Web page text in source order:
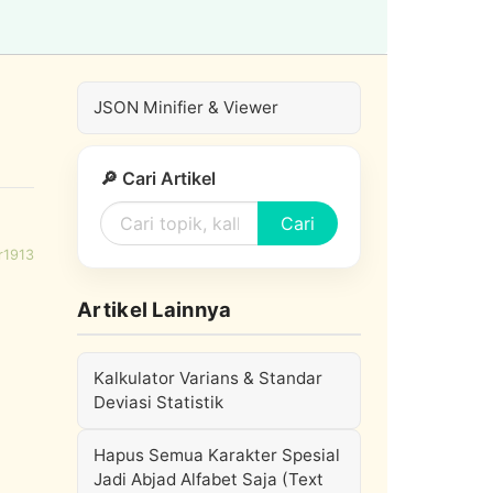
JSON Minifier & Viewer
🔎 Cari Artikel
Cari
Artikel Lainnya
Kalkulator Varians & Standar
Deviasi Statistik
Hapus Semua Karakter Spesial
Jadi Abjad Alfabet Saja (Text